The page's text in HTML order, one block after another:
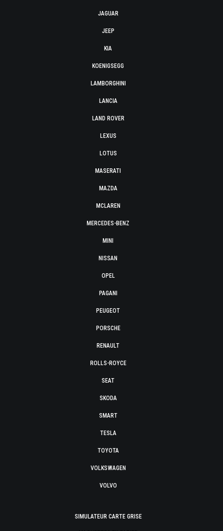
JAGUAR
JEEP
KIA
KOENIGSEGG
LAMBORGHINI
LANCIA
LAND ROVER
LEXUS
LOTUS
MASERATI
MAZDA
MCLAREN
MERCEDES-BENZ
MINI
NISSAN
OPEL
PAGANI
PEUGEOT
PORSCHE
RENAULT
ROLLS-ROYCE
SEAT
SKODA
SMART
TESLA
TOYOTA
VOLKSWAGEN
VOLVO
SIMULATEUR CARTE GRISE